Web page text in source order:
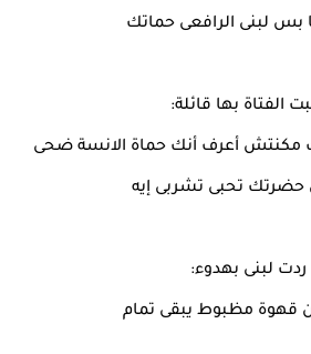
بس لبنى الرافعى حماتك
الفتاة بها قائلة:
مكنتش أعرف أنك حماة الانسة ضحى
حضرتك تحبى تشربى إيه
ردت لبنى بهدوء:
قهوة مظبوط يبقى تمام